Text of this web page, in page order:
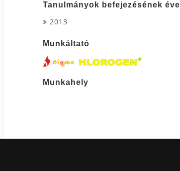
Tanulmányok befejezésének éve
2013
Munkáltató
Munkahely